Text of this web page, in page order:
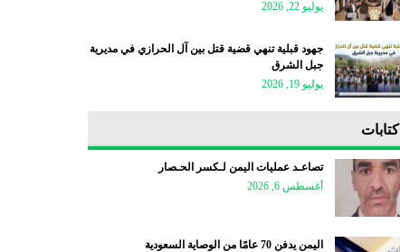
يوليو 22, 2026
جهود قبلية تنهي قضية قتل بين آل الحرازي في مديرية
جبل الشرق
يوليو 19, 2026
كتابات
تصاعـد عمليات اليمن لـكسر الحـصار
أغسطس 6, 2026
اليمن يدفن 70 عامًا من الوصاية السعودية